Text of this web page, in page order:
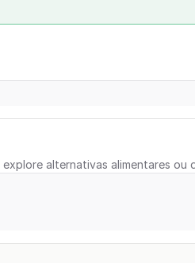
alternativas alimentares ou